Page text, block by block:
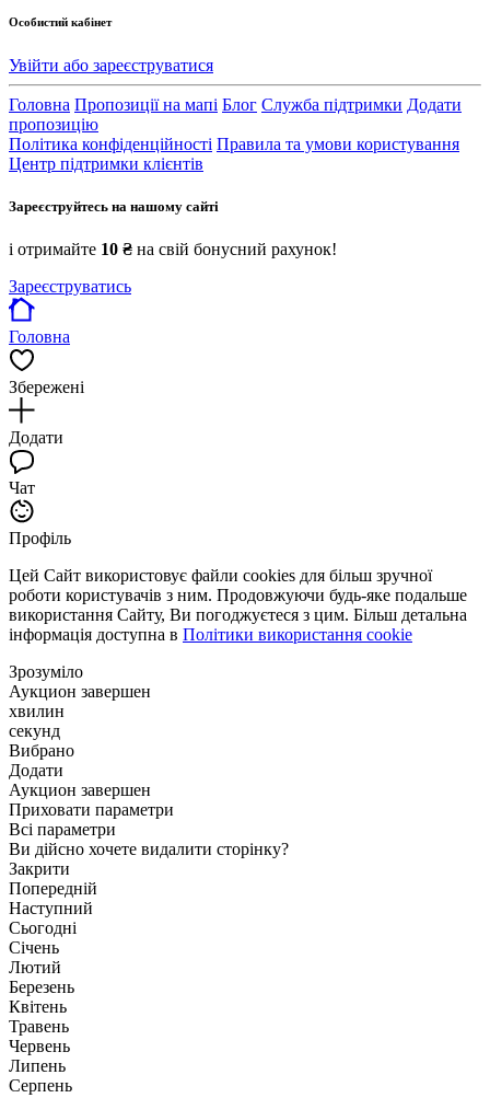
Особистий кабінет
Увійти або зареєструватися
Головна Пропозиції на мапі Блог Служба підтримки Додати
пропозицію
Політика конфіденційності Правила та умови користування
Центр підтримки клієнтів
Зареєструйтесь на нашому сайті
і отримайте 10 ₴ на свій бонусний рахунок!
Зареєструватись
Головна
Збережені
Додати
Чат
Профіль
Цей Сайт використовує файли cookies для більш зручної
роботи користувачів з ним. Продовжуючи будь-яке подальше
використання Сайту, Ви погоджуєтеся з цим. Більш детальна
інформація доступна в Політики використання cookie
Зрозуміло
Аукцион завершен
хвилин
секунд
Вибрано
Додати
Аукцион завершен
Приховати параметри
Всі параметри
Ви дійсно хочете видалити сторінку?
Закрити
Попередній
Наступний
Сьогодні
Січень
Лютий
Березень
Квітень
Травень
Червень
Липень
Серпень